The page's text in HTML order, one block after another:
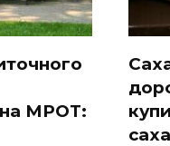
МРОТ: